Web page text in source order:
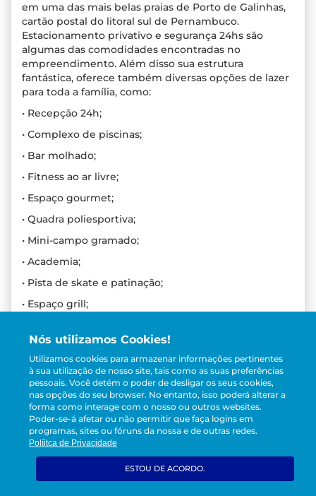
em uma das mais belas praias de Porto de Galinhas,
cartão postal do litoral sul de Pernambuco.
Estacionamento privativo e segurança 24hs são
algumas das comodidades encontradas no
empreendimento. Além disso sua estrutura
fantástica, oferece também diversas opções de lazer
para toda a família, como:
• Recepção 24h;
• Complexo de piscinas;
• Bar molhado;
• Fitness ao ar livre;
• Espaço gourmet;
• Quadra poliesportiva;
• Mini-campo gramado;
• Academia;
• Pista de skate e patinação;
• Espaço grill;
- Todos os nossos clientes podem ter acesso às áreas
de lazer e serviços (algumas consultando
previamente), sempre seguindo as regras
estabelecidas pelo regulamento do local.
**Manutenção de Piscina 2026
A Carneiros Temporada, no compromisso com a
transparência, informa o fechamento programado da
piscina para manutenção preventiva, a partir das 12h,
nas seguintes datas de 2026::
Nós utilizamos Cookies!
Utilizamos cookies para armazenar informações pertinentes
à sua utilização de nosso site, tais como as suas preferências
pessoais. Você detém o poder de desligar os seus cookies,
nas opções do seu browser. No entanto, isso poderá alterar a
forma como interage com o nosso ou outros websites.
Poder-se-á afetar ou não permitir que faça logins em
programas, sites ou fóruns da nossa e de outras redes.
Políitca de Privacidade
ESTOU DE ACORDO.